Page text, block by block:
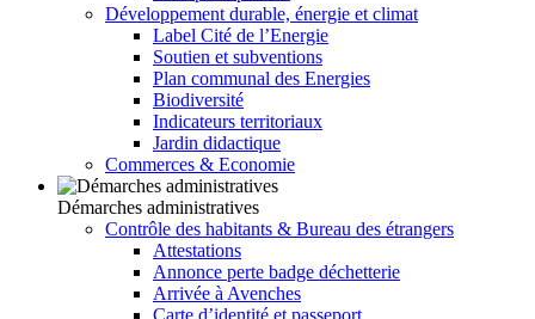
Développement durable, énergie et climat
Label Cité de l’Energie
Soutien et subventions
Plan communal des Energies
Biodiversité
Indicateurs territoriaux
Jardin didactique
Commerces & Economie
Démarches administratives
Contrôle des habitants & Bureau des étrangers
Attestations
Annonce perte badge déchetterie
Arrivée à Avenches
Carte d’identité et passeport